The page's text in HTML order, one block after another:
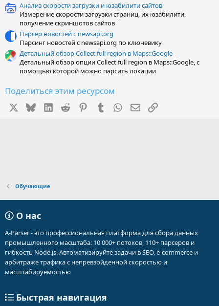
Анализ скорости загрузки и юзабилити сайтов
Измерение скорости загрузки страниц, их юзабилити,
получение скриншотов сайтов
Парсер новостей с newsapi.org
Парсинг новостей с newsapi.org по ключевику
Детальный обзор Collect full region в Maps::Google
Детальный обзор опции Collect full region в Maps::Google, с
помощью которой можно парсить локации
Поделиться этим ресурсом
BlueskyLinkedIn
Reddit PinterestTumblr WhatsApp
Электронная почта
Ссылка
Обучающие
О нас
A-Parser - это профессиональная платформа для сбора данных
промышленного масштаба: 10 000+ потоков, 110+ парсеров и
гибкость Node.js. Автоматизируйте задачи в SEO, e-commerce и
арбитраже трафика с непревзойденной скоростью и
масштабируемостью
Быстрая навигация